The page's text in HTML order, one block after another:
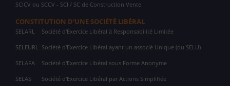
SCICV ou SCCV - SCI / SC de Construction Vente
CONSTITUTION D'UNE SOCIÉTÉ LIBÉRAL
SELARL Société d'Exercice Libéral à Responsabilité Limitée
SELEURL Société d'Exercice Libéral ayant un associé Unique (ou SELU)
SELAFA Société d'Exercice Libéral sous Forme Anonyme
SELAS Société d'Exercice Libéral par Actions Simplifiée